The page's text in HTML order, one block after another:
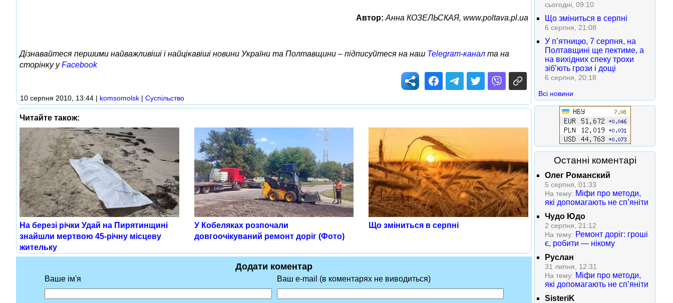
Автор: Анна КОЗЕЛЬСКАЯ, www.poltava.pl.ua
Дізнавайтеся першими найважливіші і найцікавіші новини України та Полтавщини – підписуйтеся на наш Telegram-канал та на
сторінку уFacebook
10 серпня 2010, 13:44 | komsomolsk | Суспільство
Читайте також:
На березі річки Удай на Пирятинщині
знайшли мертвою 45-річну місцеву
жительку
У Кобеляках розпочали
довгоочікуваний ремонт доріг (Фото)
Що зміниться в серпні
Додати коментар
Ваше ім'я Ваш e-mail (в коментарях не виводиться)
сьогодні, 09:10
Що зміниться в серпні
6 серпня, 21:08
У п’ятницю, 7 серпня, на
Полтавщині ще пектиме, а
на вихідних спеку трохи
зіб’ють грози і дощі
6 серпня, 20:18
Всі новини
Останні коментарі
Олег Романский
5 серпня, 01:33
На тему: Міфи про методи,
які допомагають не сп’яніти
Чудо Юдо
2 серпня, 21:12
На тему: Ремонт доріг: гроші
є, робити — нікому
Руслан
31 липня, 12:31
На тему: Міфи про методи,
які допомагають не сп’яніти
SisteriK